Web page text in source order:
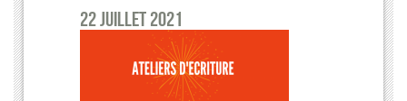
22 juillet 2021